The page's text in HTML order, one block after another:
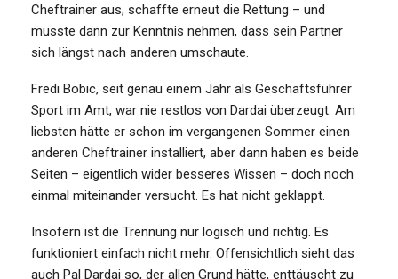
Cheftrainer aus, schaffte erneut die Rettung – und
musste dann zur Kenntnis nehmen, dass sein Partner
sich längst nach anderen umschaute.
Fredi Bobic, seit genau einem Jahr als Geschäftsführer
Sport im Amt, war nie restlos von Dardai überzeugt. Am
liebsten hätte er schon im vergangenen Sommer einen
anderen Cheftrainer installiert, aber dann haben es beide
Seiten – eigentlich wider besseres Wissen – doch noch
einmal miteinander versucht. Es hat nicht geklappt.
Insofern ist die Trennung nur logisch und richtig. Es
funktioniert einfach nicht mehr. Offensichtlich sieht das
auch Pal Dardai so, der allen Grund hätte, enttäuscht zu